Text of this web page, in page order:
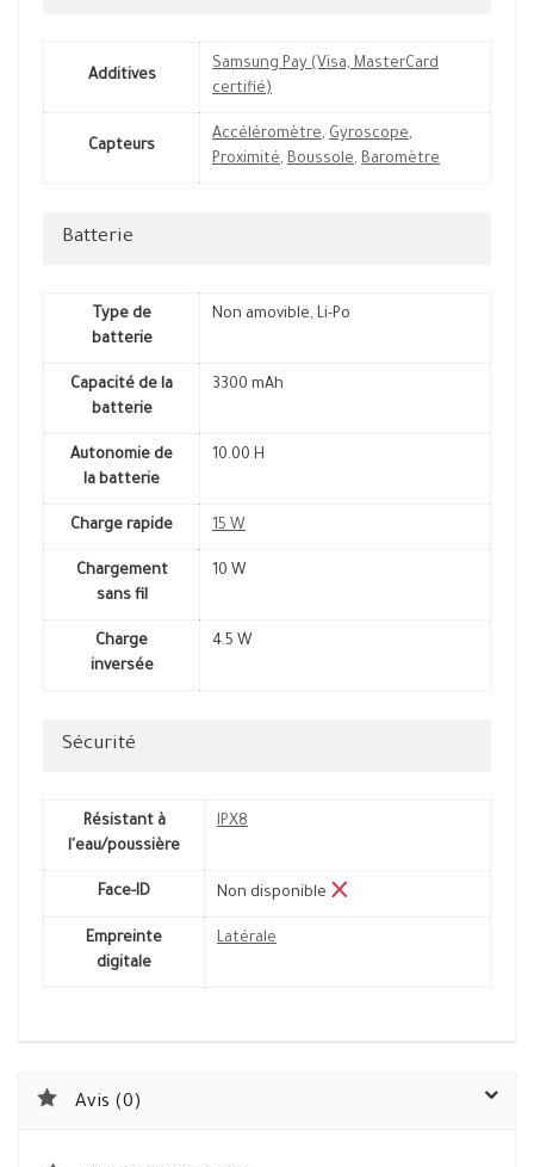
Additives
Samsung Pay (Visa, MasterCard
certifié)
Capteurs
Accéléromètre, Gyroscope,
Proximité, Boussole, Baromètre
Batterie
Type de
batterie
Non amovible, Li-Po
Capacité de la
batterie
3300 mAh
Autonomie de
la batterie
10.00 H
Charge rapide 15 W
Chargement
sans fil
10 W
Charge
inversée
4.5 W
Sécurité
Résistant à
l'eau/poussière
IPX8
Face-ID Non disponible
Empreinte
digitale
Latérale
Avis (0)